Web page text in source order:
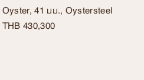
Oyster, 41 มม., Oystersteel
THB430,300